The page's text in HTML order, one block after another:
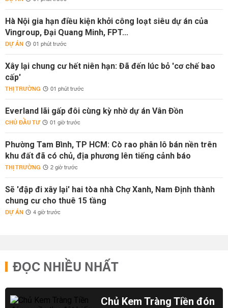
Hà Nội gia hạn điều kiện khởi công loạt siêu dự án của
Vingroup, Đại Quang Minh, FPT...
DỰ ÁN 01 phút trước
Xây lại chung cư hết niên hạn: Đã đến lúc bỏ 'cơ chế bao
cấp'
THỊ TRƯỜNG 01 phút trước
Everland lãi gấp đôi cùng kỳ nhờ dự án Vân Đồn
CHỦ ĐẦU TƯ 01 giờ trước
Phường Tam Bình, TP HCM: Cò rao phân lô bán nền trên
khu đất đã có chủ, địa phương lên tiếng cảnh báo
THỊ TRƯỜNG 2 giờ trước
Sẽ 'đập đi xây lại' hai tòa nhà Chợ Xanh, Nam Định thành
chung cư cho thuê 15 tầng
DỰ ÁN 4 giờ trước
ĐỌC NHIỀU NHẤT
Chủ Kem Tràng Tiền đón